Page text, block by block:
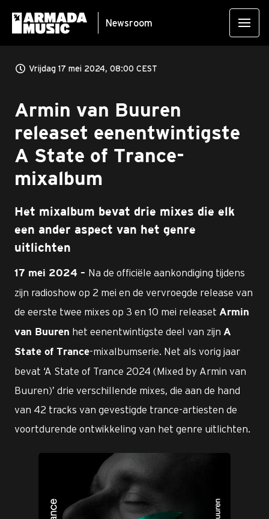
Newsroom
Vrijdag 17 mei 2024, 08:00 CEST
Armin van Buuren
releaset eenentwintigste
A State of Trance-
mixalbum
Het mixalbum bevat drie mixes die elk
een ander aspect van het genre
uitlichten
17 mei 2024 – Na de officiële aankondiging tijdens
zijn radioshow op 2 mei en de vervroegde release van
de eerste twee mixes op 3 en 10 mei releaset Armin
van Buuren het eenentwintigste deel van zijn A
State of Trance-mixalbumserie. Net als vorig jaar
bevat ‘A State of Trance 2024 (Mixed by Armin van
Buuren)’ drie verschillende mixes, die aan de hand
van 42 tracks van gevestigde trance-artiesten de
voortdurende ontwikkeling van het genre uitlichten.